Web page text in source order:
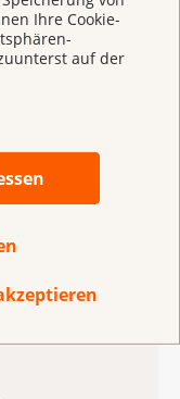
Ihre Cookie-
auf der
weder durch
Events erreicht
Volkes seinen
und
und